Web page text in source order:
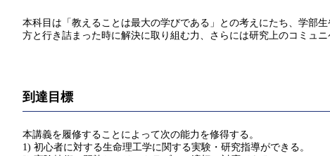
本科目は「教えることは最大の学びである」との考えにたち、学部
方と行き詰まった時に解決に取り組む力、さらには研究上のコミュ
到達目標
本講義を履修することによって次の能力を修得する。
1) 初心者に対する生命理工学に関する実験・研究指導ができる。